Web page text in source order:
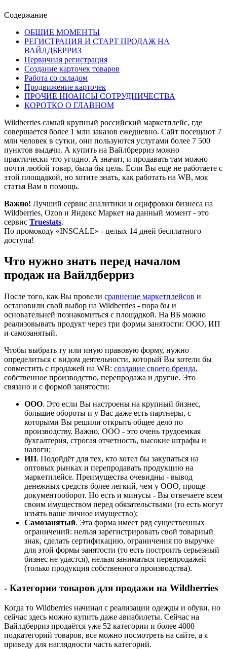
Содержание
ОБЩИЕ МОМЕНТЫ
РЕГИСТРАЦИЯ И СТАРТ ПРОДАЖ НА
ВАЙЛДБЕРРИЗ
Первичная регистрация
Создание карточек товаров
Работа со складом
Продвижение карточек
ПРОЧИЕ НЮАНСЫ СОТРУДНИЧЕСТВА
КОРОТКО О ГЛАВНОМ
Wildberries самый крупный российский маркетплейс, где
совершается более 1 млн заказов ежедневно. Сайт посещают 7
млн человек в сутки, они пользуются услугами более 7 500
пунктов выдачи. А купить на Вайлбрерриз можно
практически что угодно. А значит, и продавать там можно
почти любой товар, была бы цель. Если Вы еще не работаете с
этой площадкой, но хотите знать, как работать на WB, моя
статья Вам в помощь.
Важно! Лучший сервис аналитики и оцифровки бизнеса на
Wildberries, Ozon и Яндекс Маркет на данный момент - это
сервис Truestats.
По промокоду «INSCALE» - целых 14 дней бесплатного
доступа!
Что нужно знать перед началом
продаж на Вайлдберриз
После того, как Вы провели сравнение маркетплейсов и
остановили свой выбор на Wildberries - пора бы и
основательней познакомиться с площадкой. На ВБ можно
реализовывать продукт через три формы занятости: ООО, ИП
и самозанятый.
Чтобы выбрать ту или иную правовую форму, нужно
определиться с видом деятельности, который Вы хотели бы
совместить с продажей на WB: создание своего бренда,
собственное производство, перепродажа и другие. Это
связано и с формой занятости:
ООО. Это если Вы настроены на крупный бизнес,
большие обороты и у Вас даже есть партнеры, с
которыми Вы решили открыть общее дело по
производству. Важно, ООО - это очень трудоемкая
бухгалтерия, строгая отчетность, высокие штрафы и
налоги;
ИП. Подойдёт для тех, кто хотел бы закупаться на
оптовых рынках и перепродавать продукцию на
маркетплейсе. Преимущества очевидны - вывод
денежных средств более легкий, чем у ООО, проще
документооборот. Но есть и минусы - Вы отвечаете всем
своим имуществом перед обязательствами (то есть могут
изъять ваше личное имущество);
Самозанятый. Эта форма имеет ряд существенных
ограничений: нельзя зарегистрировать свой товарный
знак, сделать сертификацию, ограничения по выручке
для этой формы занятости (то есть построить серьезный
бизнес не удастся), нельзя заниматься перепродажей
(только продукция собственного производства).
- Категории товаров для продажи на Wildberries
Когда то Wildberries начинал с реализации одежды и обуви, но
сейчас здесь можно купить даже авиабилеты. Сейчас на
Вайлдберриз продаётся уже 52 категории и более 4000
подкатегорий товаров, все можно посмотреть на сайте, а я
приведу для наглядности часть категорий.